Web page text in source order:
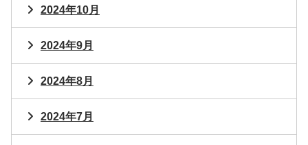
2024年10月
2024年9月
2024年8月
2024年7月